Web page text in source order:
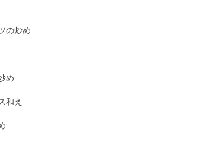
の炒め
め
和え